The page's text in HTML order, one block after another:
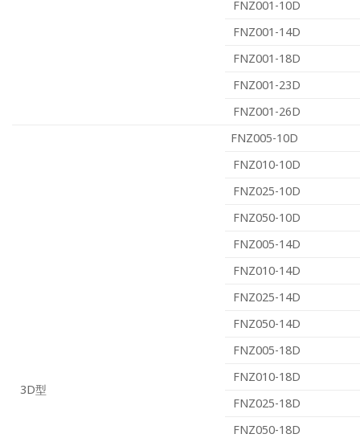
FNZ001-10D
FNZ001-14D
FNZ001-18D
FNZ001-23D
FNZ001-26D
3D型
FNZ005-10D
FNZ010-10D
FNZ025-10D
FNZ050-10D
FNZ005-14D
FNZ010-14D
FNZ025-14D
FNZ050-14D
FNZ005-18D
FNZ010-18D
FNZ025-18D
FNZ050-18D